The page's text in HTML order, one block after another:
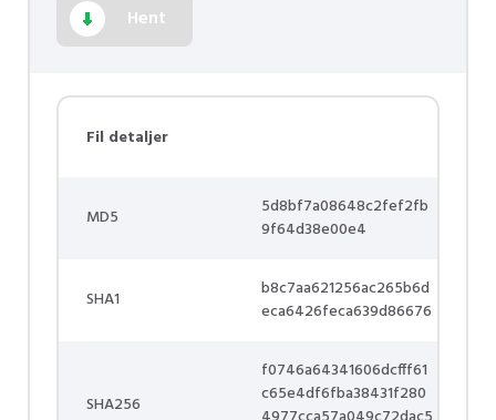
Hent
Fil detaljer
MD5
5d8bf7a08648c2fef2fb
9f64d38e00e4
SHA1
b8c7aa621256ac265b6d
eca6426feca639d86676
SHA256
f0746a64341606dcfff61
c65e4df6fba38431f280